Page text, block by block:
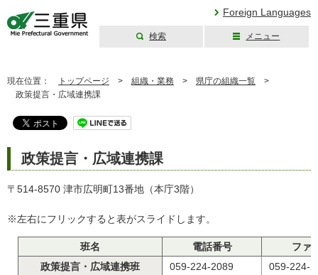
Foreign Languages
検索 メニュー
現在位置： トップページ > 組織・業務 > 県庁の組織一覧 >
政策提言・広域連携課
政策提言・広域連携課
〒514-8570 津市広明町13番地（本庁3階）
※左右にフリックすると表がスライドします。
班名 電話番号
ファ
政策提言・広域連携班
059-224-2089 059-224-